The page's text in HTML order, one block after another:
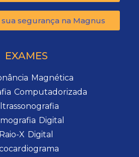
sua segurança na Magnus
EXAMES
Magnética
Computadorizada
Digital
Raio-X Digital